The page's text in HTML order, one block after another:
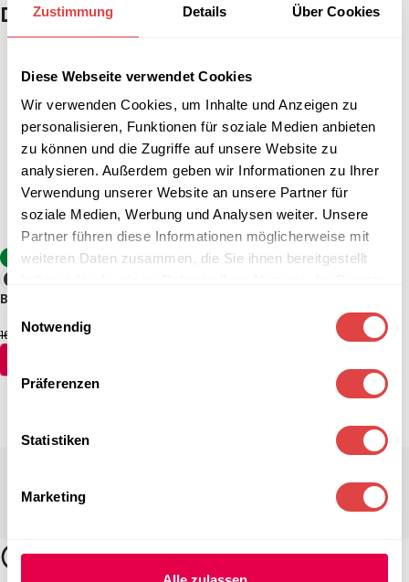
Zustimmung Details Über Cookies
Diese Webseite verwendet Cookies
Wir verwenden Cookies, um Inhalte und Anzeigen zu
personalisieren, Funktionen für soziale Medien anbieten
zu können und die Zugriffe auf unsere Website zu
analysieren. Außerdem geben wir Informationen zu Ihrer
Verwendung unserer Website an unsere Partner für
soziale Medien, Werbung und Analysen weiter. Unsere
Partner führen diese Informationen möglicherweise mit
weiteren Daten zusammen, die Sie ihnen bereitgestellt
Notwendig
Präferenzen
Statistiken
Marketing
Das könnte dir auch gefallen …
-7%
Biergartentisch Terrazza Bar
166,54€154,64